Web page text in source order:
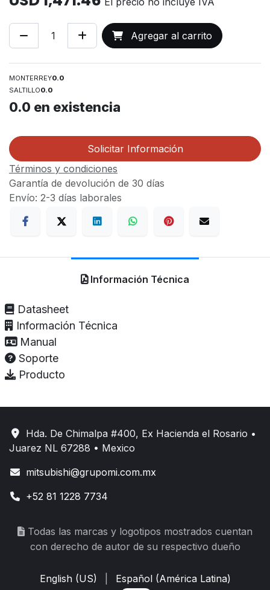
Agregar al carrito
MONTERREY0.0
SALTILLO0.0
0.0 en existencia
Solicitar Información
Términos y condiciones
Garantía de devolución de 30 días
Envío: 2-3 días laborales
Información Técnica
Datasheet
Información Técnica
Manual
Soporte
Producto
Hda. De Chimalpa #400, Ex Hacienda el Rosario •
Juarez NL 67288 • Mexico
mitsubishi@grupomi.com.mx
+52 81 1228 7734
Todas las marcas y logotipos mostrados cuentan
con derecho de autor de su respectivo dueño
English (US)
Español (América Latina)